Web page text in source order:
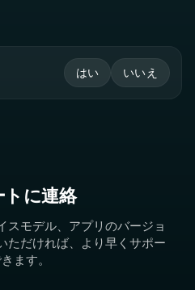
はい いいえ
トに連絡
スモデル、アプリのバージョ
ただければ、より早くサポー
ます。